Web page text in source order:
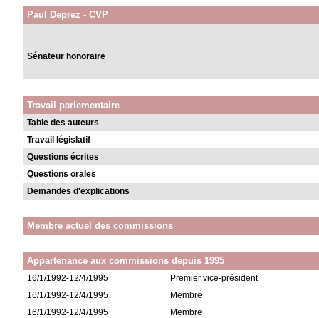
Paul Deprez - CVP
Sénateur honoraire
Travail parlementaire
Table des auteurs
Travail législatif
Questions écrites
Questions orales
Demandes d'explications
Membre actuel des commissions
Appartenance aux commissions depuis 1995
16/1/1992-12/4/1995
Premier vice-président
16/1/1992-12/4/1995
Membre
16/1/1992-12/4/1995
Membre